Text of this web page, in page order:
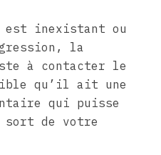
inexistant ou
la
à contacter le
qu’il ait une
qui puisse
de votre